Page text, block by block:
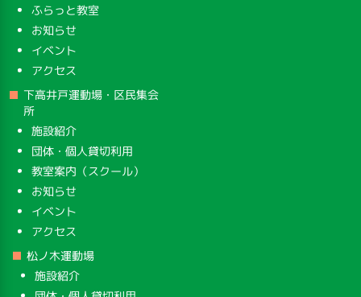
ふらっと教室
お知らせ
イベント
アクセス
下高井戸運動場・区民集会
所
施設紹介
団体・個人貸切利用
教室案内（スクール）
お知らせ
イベント
アクセス
松ノ木運動場
施設紹介